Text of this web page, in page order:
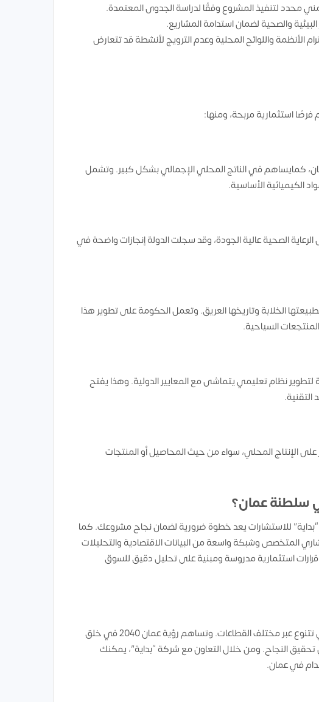
محدد لتنفيذ المشروع وفقًا لدراسة الجدوى المعتمدة.
والصحية لضمان استدامة المشاريع.
الأنظمة واللوائح المحلية وعدم الترويج لأنشطة قد تتعارض
استثمارية مربحة، ومنها:
كمايساهم في الناتج المحلي الإجمالي بشكل كبير. وتشمل
الكيميائية الأساسية.
الصحية عالية الجودة، وقد سجلت الدولة إنجازات واضحة في
الخلابة وتاريخها العريق. وتعمل الحكومة على تطوير هذا
السياحية.
نظام تعليمي يتماشى مع المعايير الدولية. وهذا يفتح
على الإنتاج المحلي، سواء من حيث المحاصيل أو المنتجات
سلطنة عمان؟
للاستشارات يعد خطوة ضرورية لضمان نجاح مشروعك. كما
المتخصص وشبكة واسعة من البيانات الاقتصادية والتحليلات
قرارات استثمارية مدروسة ومبنية على تحليل دقيق للسوق
كما تشكل سلطنة عمان بيئة واعدة ومليئة بالفرص الاستثمارية التي تتنوع عبر مختلف القطاعات. وتساهم رؤية عمان 2040 في خلق
تحقيق النجاح. ومن خلال التعاون مع شركة “بداية”، يمكنك
في عمان.